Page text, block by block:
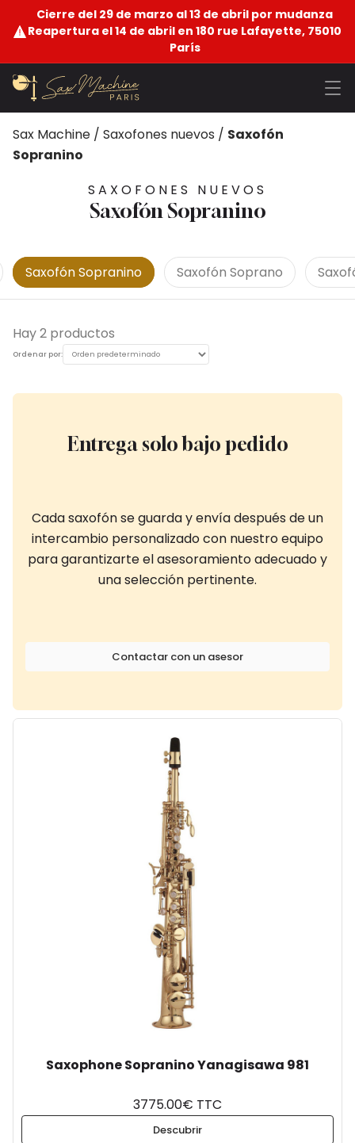
Cierre del 29 de marzo al 13 de abril por mudanza
Reapertura el 14 de abril en 180 rue Lafayette, 75010
París
Sax Machine / Saxofones nuevos / Saxofón
Sopranino
SAXOFONES NUEVOS
Saxofón Sopranino
Saxofón Sopranino Saxofón Soprano
Hay 2 productos
Ordenar por:
Entrega solo bajo pedido
Cada saxofón se guarda y envía después de un
intercambio personalizado con nuestro equipo
para garantizarte el asesoramiento adecuado y
una selección pertinente.
Contactar con un asesor
Saxophone Sopranino Yanagisawa 981
3775.00€ TTC
Descubrir